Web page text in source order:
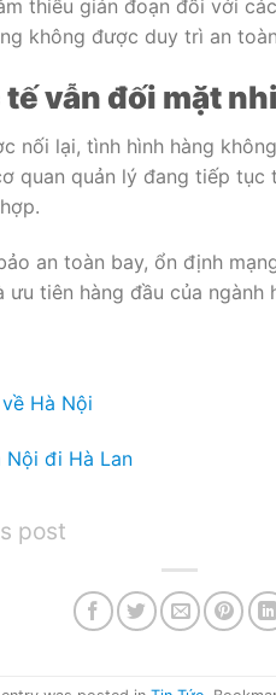
thiểu gián đoạn đối với
không được duy trì an
vẫn đối mặt
nối lại, tình hình hàng
quan quản lý đang tiếp
an toàn bay, ổn định
tiên hàng đầu của ngành
Hà Nội
Nội đi Hà Lan
post